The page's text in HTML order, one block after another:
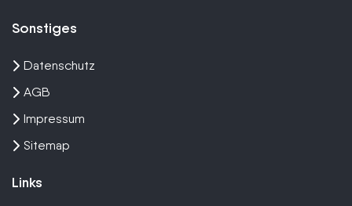
Sonstiges
Datenschutz
AGB
Impressum
Sitemap
Links